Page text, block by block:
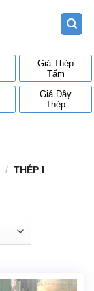
Giá Thép
Tấm
Giá Dây
Thép
/ THÉP I